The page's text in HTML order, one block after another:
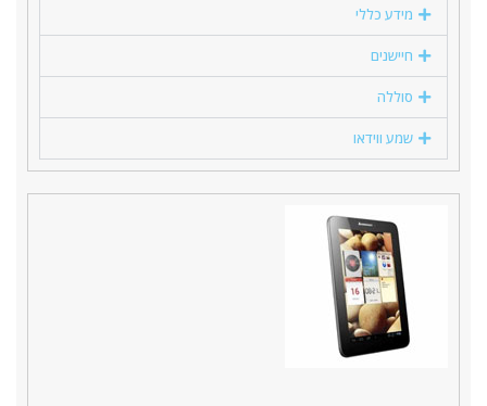
מידע כללי
חיישנים
סוללה
שמע ווידאו